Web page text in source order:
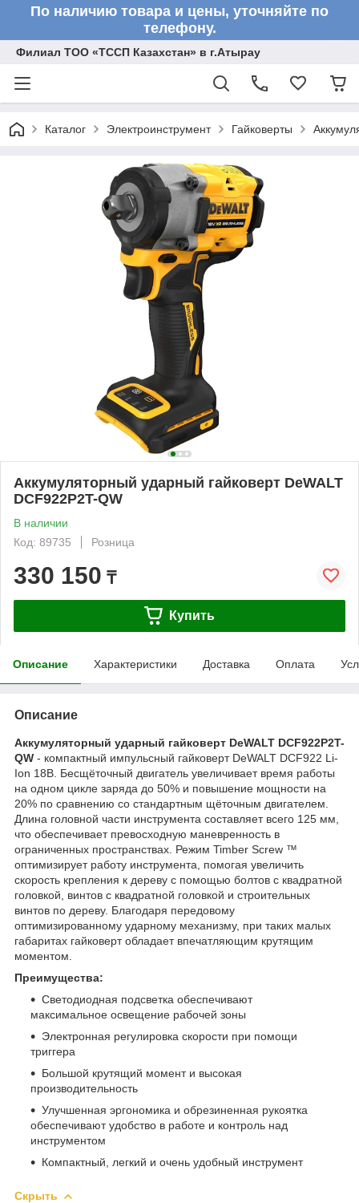
По наличию товара и цены, уточняйте по
телефону.
Филиал ТОО «ТССП Казахстан» в г.Атырау
Каталог Электроинструмент Гайковерты
Аккумуляторный ударный гайковерт DeWALT
DCF922P2T-QW
В наличии
Код: 89735
Розница
330 150 ₸
Купить
Описание Характеристики Доставка Оплата
Описание
Аккумуляторный ударный гайковерт DeWALT DCF922P2T-
QW - компактный импульсный гайковерт DeWALT DCF922 Li-
Ion 18В. Бесщёточный двигатель увеличивает время работы
на одном цикле заряда до 50% и повышение мощности на
20% по сравнению со стандартным щёточным двигателем.
Длина головной части инструмента составляет всего 125 мм,
что обеспечивает превосходную маневренность в
ограниченных пространствах. Режим Timber Screw ™
оптимизирует работу инструмента, помогая увеличить
скорость крепления к дереву с помощью болтов с квадратной
головкой, винтов с квадратной головкой и строительных
винтов по дереву. Благодаря передовому
оптимизированному ударному механизму, при таких малых
габаритах гайковерт обладает впечатляющим крутящим
моментом.
Преимущества:
Светодиодная подсветка обеспечивают
максимальное освещение рабочей зоны
Электронная регулировка скорости при помощи
триггера
Большой крутящий момент и высокая
производительность
Улучшенная эргономика и обрезиненная рукоятка
обеспечивают удобство в работе и контроль над
инструментом
Компактный, легкий и очень удобный инструмент
Скрыть